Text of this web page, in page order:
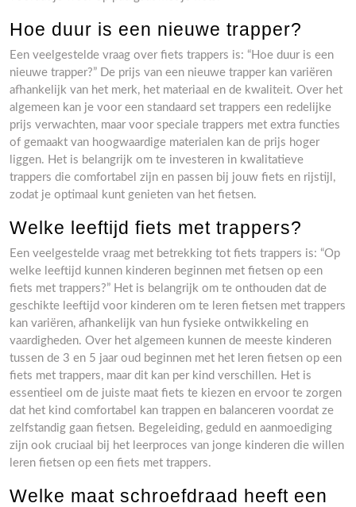
Hoe duur is een nieuwe trapper?
Een veelgestelde vraag over fiets trappers is: “Hoe duur is een
nieuwe trapper?” De prijs van een nieuwe trapper kan variëren
afhankelijk van het merk, het materiaal en de kwaliteit. Over het
algemeen kan je voor een standaard set trappers een redelijke
prijs verwachten, maar voor speciale trappers met extra functies
of gemaakt van hoogwaardige materialen kan de prijs hoger
liggen. Het is belangrijk om te investeren in kwalitatieve
trappers die comfortabel zijn en passen bij jouw fiets en rijstijl,
zodat je optimaal kunt genieten van het fietsen.
Welke leeftijd fiets met trappers?
Een veelgestelde vraag met betrekking tot fiets trappers is: “Op
welke leeftijd kunnen kinderen beginnen met fietsen op een
fiets met trappers?” Het is belangrijk om te onthouden dat de
geschikte leeftijd voor kinderen om te leren fietsen met trappers
kan variëren, afhankelijk van hun fysieke ontwikkeling en
vaardigheden. Over het algemeen kunnen de meeste kinderen
tussen de 3 en 5 jaar oud beginnen met het leren fietsen op een
fiets met trappers, maar dit kan per kind verschillen. Het is
essentieel om de juiste maat fiets te kiezen en ervoor te zorgen
dat het kind comfortabel kan trappen en balanceren voordat ze
zelfstandig gaan fietsen. Begeleiding, geduld en aanmoediging
zijn ook cruciaal bij het leerproces van jonge kinderen die willen
leren fietsen op een fiets met trappers.
Welke maat schroefdraad heeft een